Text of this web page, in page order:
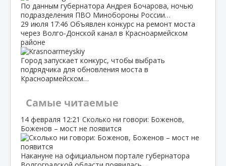
По данным губернатора Андрея Бочарова, ночью
подразделения ПВО Минобороны России…
29 июля 17:46 Объявлен конкурс на ремонт моста
через Волго‑Донской канал в Красноармейском
районе
Город запускает конкурс, чтобы выбрать
подрядчика для обновления моста в
Красноармейском…
Самые читаемые
14 февраля 12:21 Сколько ни говори: Боженов,
Боженов – мост не появится
Накануне на официальном портале губернатора